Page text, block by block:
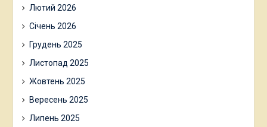
Лютий 2026
Січень 2026
Грудень 2025
Листопад 2025
Жовтень 2025
Вересень 2025
Липень 2025